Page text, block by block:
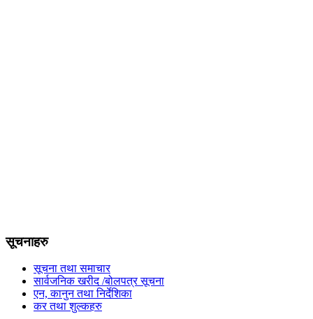
सूचनाहरु
सूचना तथा समाचार
सार्वजनिक खरीद /बोलपत्र सूचना
एन, कानुन तथा निर्देशिका
कर तथा शुल्कहरु